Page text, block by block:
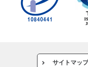
サイトマップ